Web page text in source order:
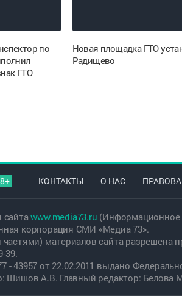
по
ГТО
Новая площадка ГТО
Радищево
КОНТАКТЫ О НАС
сайтаwww.media73.ru (Информационное
корпорация СМИ «Медиа 73».
материалов сайта разрешена
39.
43957 от 22.02.2011 выдано
Шишов А.В. Главный редактор: Белова